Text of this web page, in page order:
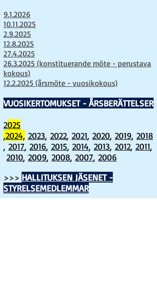
9.1.2026
10.11.2025
2.9.2025
12.8.2025
27.4.2025
26.3.2025 (konstituerande möte - perustava
kokous)
12.2.2025 (årsmöte - vuosikokous)
VUOSIKERTOMUKSET - ÅRSBERÄTTELSER
2025
,2024, 2023, 2022, 2021, 2020, 2019, 2018
, 2017, 2016, 2015, 2014, 2013, 2012, 2011,
2010, 2009, 2008, 2007, 2006
>>> HALLITUKSEN JÄSENET -
STYRELSEMEDLEMMAR